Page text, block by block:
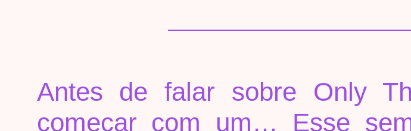
Antes de falar sobre Only
começar com um… Esse